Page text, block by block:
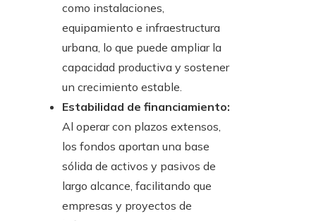
como instalaciones,
equipamiento e infraestructura
urbana, lo que puede ampliar la
capacidad productiva y sostener
un crecimiento estable.
Estabilidad de financiamiento:
Al operar con plazos extensos,
los fondos aportan una base
sólida de activos y pasivos de
largo alcance, facilitando que
empresas y proyectos de